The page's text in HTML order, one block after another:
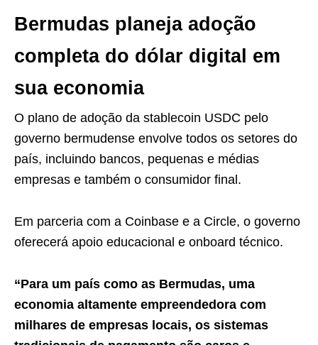
Bermudas planeja adoção
completa do dólar digital em
sua economia
O plano de adoção da stablecoin USDC pelo
governo bermudense envolve todos os setores do
país, incluindo bancos, pequenas e médias
empresas e também o consumidor final.
Em parceria com a Coinbase e a Circle, o governo
oferecerá apoio educacional e onboard técnico.
“Para um país como as Bermudas, uma
economia altamente empreendedora com
milhares de empresas locais, os sistemas